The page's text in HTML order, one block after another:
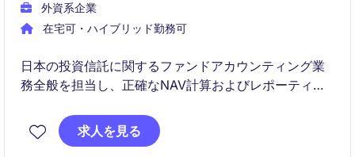
外資系企業
在宅可・ハイブリッド勤務可
日本の投資信託に関するファンドアカウンティング業
務全般を担当し、正確なNAV計算およびレポーティン
ートナーと連携しながら、業務改善やシステム高度化
にも携わるポジションです。
求人を見る